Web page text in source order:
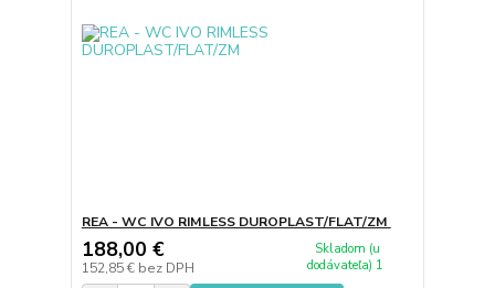
REA - WC IVO RIMLESS DUROPLAST/FLAT/ZM ​
188,00 €
152,85 € bez DPH
Skladom (u
dodávateľa) 1